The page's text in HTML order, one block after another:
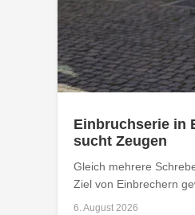
Einbruchserie in
sucht Zeugen
Gleich mehrere
Ziel von Einbrechern
6. August 2026